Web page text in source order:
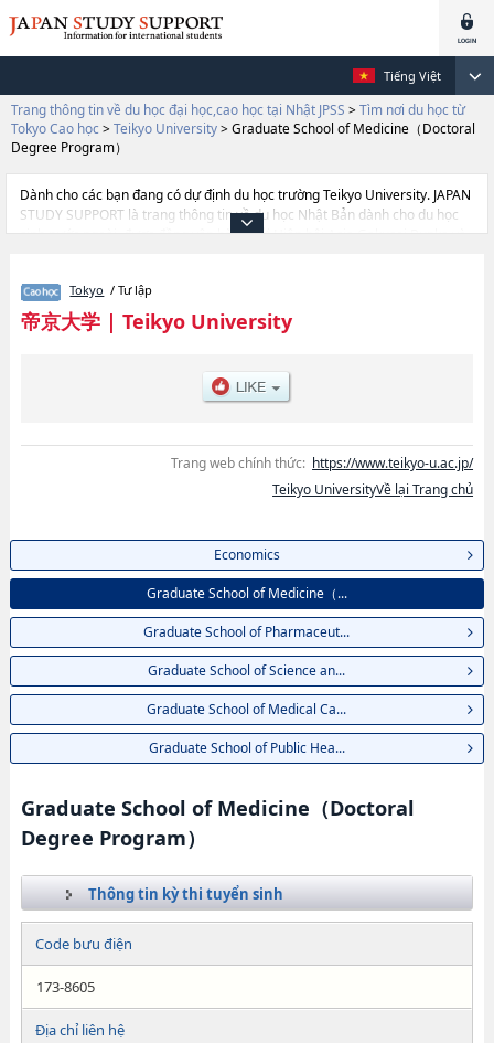
Tiếng Việt
Trang thông tin về du học đại học,cao học tại Nhật JPSS > Tìm nơi du học từ
Tokyo Cao học > Teikyo University> Graduate School of Medicine（Doctoral
Degree Program）
Dành cho các bạn đang có dự định du học trường Teikyo University. JAPAN
STUDY SUPPORT là trang thông tin về du học Nhật Bản dành cho du học
sinh nước ngoài, được đồng vận hành bởi Hiệp hội Asia Gakusei Bunka và
Program）hoặcGraduate School of Pharmaceutical Sciences (Doctoral
Degree Program)hoặcGraduate School of Science and
EngineeringhoặcGraduate School of Medical Care and
Degree Programs） của Teikyo University cũng như thông tin chi tiết về
từng khoa nghiên cứu, nên nếu bạn đang tìm hiểu thông tin du học liên
hạn, trường chuyên môn đang tiếp nhận du học sinh.
Tokyo / Tư lập
帝京大学| Teikyo University
Trang web chính thức: https://www.teikyo-u.ac.jp/
Teikyo UniversityVề lại Trang chủ
Economics
Graduate School of Medicine（...
Graduate School of Pharmaceut...
Graduate School of Science an...
Graduate School of Medical Ca...
Graduate School of Public Hea...
Graduate School of Medicine（Doctoral
Degree Program）
Thông tin kỳ thi tuyển sinh
Code bưu điện
173-8605
Địa chỉ liên hệ